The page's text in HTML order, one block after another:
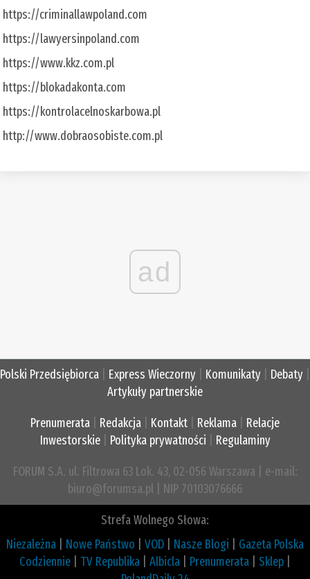
https://criminallawpoland.com
https://lawyersinpoland.com
https://www.kkz.com.pl
https://blokadakonta.com
https://kontrolacelnoskarbowa.pl
http://www.dobraosobiste.com.pl
ad
Polski Przedsiębiorca Express Wieczorny Komunikaty Debaty
Artykuły partnerskie
Prenumerata Redakcja Kontakt Reklama
Relacje
Inwestorskie| Polityka prywatności Regulaminy
FORUM S.A. ul. Filtrowa 63 Lok. 43, 02-056 Warszawa | e-mail:
biuro@forumsa.pl | NIP 70103076666
Strefa Wolnego Słowa:
Niezależna
Nowe Państwo VOD Nasze Blogi
Gazeta Polska
Codziennie
TV Republika Albicla Prenumerata Sklep